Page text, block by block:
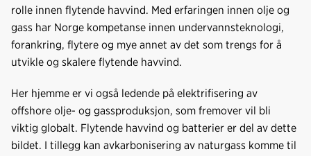
rolle innen flytende havvind. Med erfaringen innen olje og
gass har Norge kompetanse innen undervannsteknologi,
forankring, flytere og mye annet av det som trengs for å
utvikle og skalere flytende havvind.
Her hjemme er vi også ledende på elektrifisering av
offshore olje- og gassproduksjon, som fremover vil bli
viktig globalt. Flytende havvind og batterier er del av dette
bildet. I tillegg kan avkarbonisering av naturgass komme til